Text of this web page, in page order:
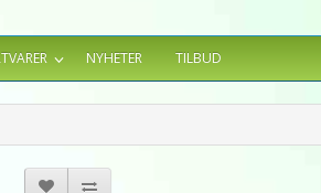
NYHETER TILBUD